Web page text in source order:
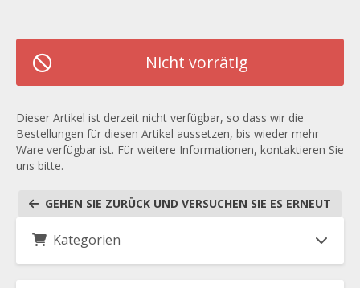
Nicht vorrätig
Dieser Artikel ist derzeit nicht verfügbar, so dass wir die
Bestellungen für diesen Artikel aussetzen, bis wieder mehr
Ware verfügbar ist. Für weitere Informationen, kontaktieren Sie
uns bitte.
GEHEN SIE ZURÜCK UND VERSUCHEN SIE ES ERNEUT
Kategorien